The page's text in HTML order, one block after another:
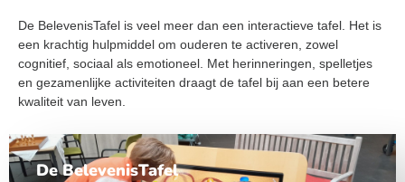
De BelevenisTafel is veel meer dan een interactieve tafel. Het is
een krachtig hulpmiddel om ouderen te activeren, zowel
cognitief, sociaal als emotioneel. Met herinneringen, spelletjes
en gezamenlijke activiteiten draagt de tafel bij aan een betere
kwaliteit van leven.
De BelevenisTafel